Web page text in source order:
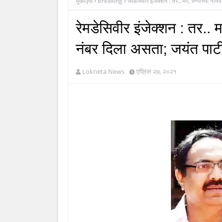
रेमडेसिवीर इंजेक्शन : तर..
नंबर दिला असता; जयंत
Lokneta News एप्रिल २७, २०२१